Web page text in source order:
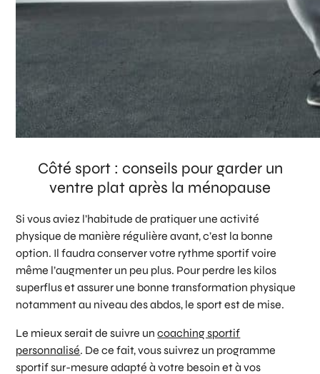
Côté sport : conseils pour garder un
ventre plat après la ménopause
Si vous aviez l’habitude de pratiquer une activité
physique de manière régulière avant, c’est la bonne
option. Il faudra conserver votre rythme sportif voire
même l’augmenter un peu plus. Pour perdre les kilos
superflus et assurer une bonne transformation physique
notamment au niveau des abdos, le sport est de mise.
Le mieux serait de suivre uncoaching sportif
personnalisé. De ce fait, vous suivrez un programme
sportif sur-mesure adapté à votre besoin et à vos